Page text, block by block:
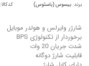
برند: بیسوس (باسئوس) کدکالا:
شارژر وایرلس و هولدر موبایل
برخوردار از تکنولوژی BPS
شدت جریان 20 وات
قابلیت شارژ دوگانه